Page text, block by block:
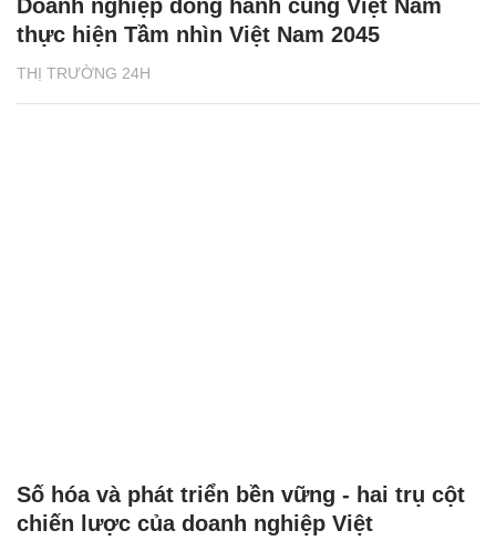
THỊ TRƯỜNG 24H
Doanh nghiệp đồng hành cùng Việt Nam
thực hiện Tầm nhìn Việt Nam 2045
Số hóa và phát triển bền vững - hai trụ cột
chiến lược của doanh nghiệp Việt